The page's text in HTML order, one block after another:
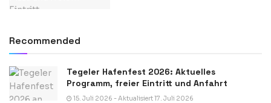
Recommended
Tegeler Hafenfest 2026: Aktuelles
Programm, freier Eintritt und Anfahrt
15. Juli 2026 - Aktualisiert 17. Juli 2026